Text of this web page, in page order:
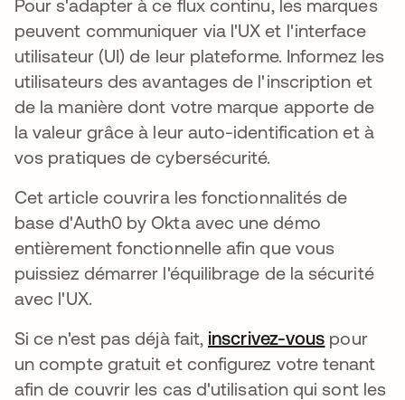
Pour s'adapter à ce flux continu, les marques
peuvent communiquer via l'UX et l'interface
utilisateur (UI) de leur plateforme. Informez les
utilisateurs des avantages de l'inscription et
de la manière dont votre marque apporte de
la valeur grâce à leur auto-identification et à
vos pratiques de cybersécurité.
Cet article couvrira les fonctionnalités de
base d'Auth0 by Okta avec une démo
entièrement fonctionnelle afin que vous
puissiez démarrer l'équilibrage de la sécurité
avec l'UX.
Si ce n'est pas déjà fait, inscrivez-vous s’ouvre
pour
un compte gratuit et configurez votre tenant
afin de couvrir les cas d'utilisation qui sont les